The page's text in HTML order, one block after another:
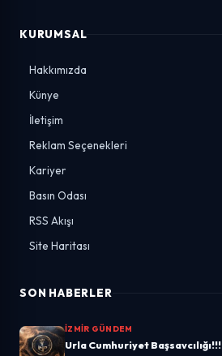
KURUMSAL
Hakkımızda
Künye
İletişim
Reklam Seçenekleri
Kariyer
Basın Odası
RSS Akışı
Site Haritası
SON HABERLER
İZMIR GÜNDEM
Urla Cumhuriyet Başsavcılığı!!!